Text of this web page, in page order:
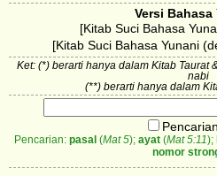
Versi Bahasa
[Kitab Suci Bahasa
[Kitab Suci Bahasa Yunani
Ket: (*) berarti hanya dalam Kitab Taurat
nabi
(**) berarti hanya dalam
Pencarian: pasal (Mat 5); ayat(Mat 5:11);
nomor